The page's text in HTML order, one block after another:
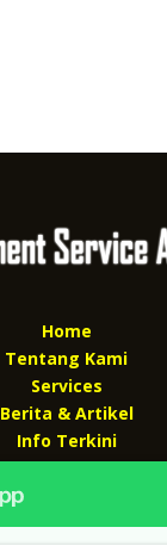
Home
Tentang Kami
Services
Berita & Artikel
Info Terkini
Kontak Kami